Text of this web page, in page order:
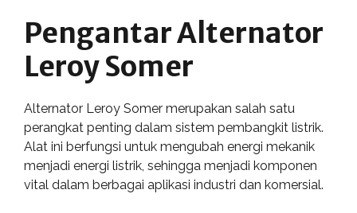
Pengantar Alternator
Leroy Somer
Alternator Leroy Somer merupakan salah satu
perangkat penting dalam sistem pembangkit listrik.
Alat ini berfungsi untuk mengubah energi mekanik
menjadi energi listrik, sehingga menjadi komponen
vital dalam berbagai aplikasi industri dan komersial.